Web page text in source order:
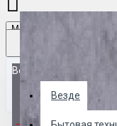
Menu
Везде
Везде
0 товар(ов) - 0 р.